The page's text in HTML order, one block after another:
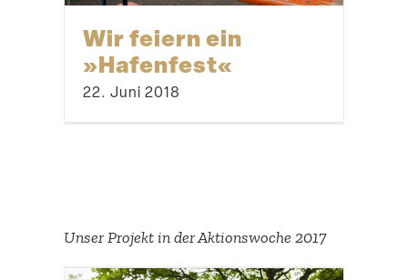
Wir feiern ein
»Hafenfest«
22. Juni 2018
Unser Projekt in der Aktions­woche 2017